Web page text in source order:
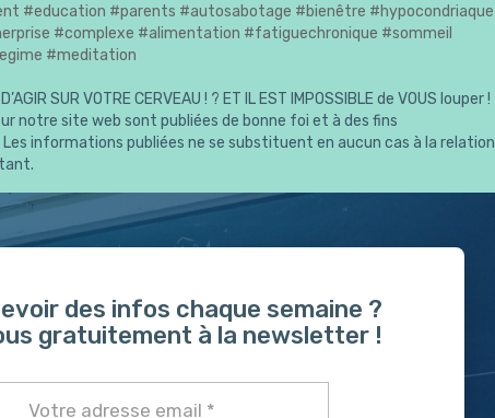
#education #parents #autosabotage #bienêtre #hypocondriaque
#complexe #alimentation #fatiguechronique #sommeil
#meditation
SUR VOTRE CERVEAU ! ? ET IL EST IMPOSSIBLE de VOUS louper !
notre site web sont publiées de bonne foi et à des fins
informations publiées ne se substituent en aucun cas à la relation
des infos chaque semaine ?
gratuitement à la newsletter !